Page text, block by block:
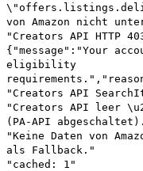
von Amazon nicht
"Creators API HTTP
{"message":"Your
eligibility
"Creators API
"Creators API leer
(PA-API
"Keine Daten von
als Fallback."
"cached: 1"